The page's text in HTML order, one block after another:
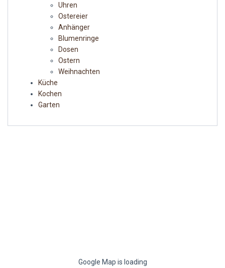
Uhren
Ostereier
Anhänger
Blumenringe
Dosen
Ostern
Weihnachten
Küche
Kochen
Garten
Google Map is loading